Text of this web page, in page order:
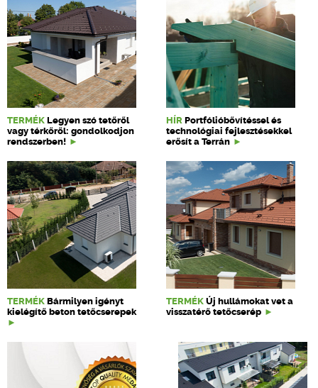
TERMÉK Legyen szó tetőről
vagy térkőről: gondolkodjon
rendszerben!
HÍR Portfólióbővítéssel és
technológiai fejlesztésekkel
erősít a Terrán
TERMÉK Bármilyen igényt
kielégítő beton tetőcserepek
TERMÉK Új hullámokat vet a
visszatérő tetőcserép